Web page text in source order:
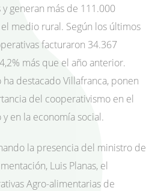
generan más de 111.000
medio rural. Según los últimos
facturaron 34.367
más que el año anterior.
ha destacado Villafranca, ponen
del cooperativismo en el
en la economía social.
la presencia del ministro de
Luis Planas, el
Agro-alimentarias de